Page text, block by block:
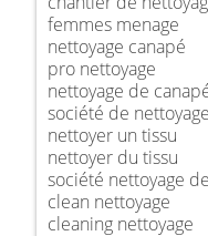
femmes menage
nettoyage canapé
pro nettoyage
nettoyage de
société de
nettoyer un tissu
nettoyer du tissu
société nettoyage
clean nettoyage
cleaning nettoyage